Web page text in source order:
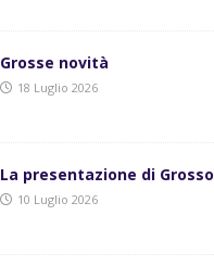
Grosse novità
18 Luglio 2026
La presentazione di Grosso
10 Luglio 2026